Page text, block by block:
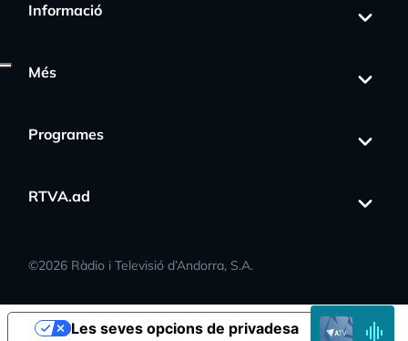
Informació
Més
Programes
RTVA.ad
©2026 Ràdio i Televisió d’Andorra, S.A.
EN
DIRECTELes seves opcions de privadesa